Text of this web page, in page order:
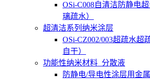
OSi-C008自清洁防静电
璃疏水）
超清洁系列纳米涂层
OSi-CZ002/003超疏水超
自干）
功能性纳米材料_分散液
防静电/导电性涂层用金